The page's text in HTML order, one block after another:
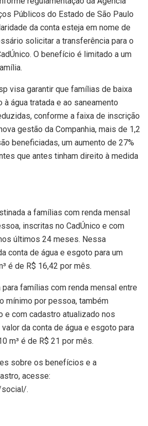
Públicos do Estado de São Paulo
da conta esteja em nome de
solicitar a transferência para o
O benefício é limitado a um
visa garantir que famílias de baixa
à água tratada e ao saneamento
conforme a faixa de inscrição
gestão da Companhia, mais de 1,2
beneficiadas, um aumento de 27%
que antes tinham direito à medida
a famílias com renda mensal
inscritas no CadÚnico e com
últimos 24 meses. Nessa
conta de água e esgoto para um
é de R$ 16,42 por mês.
para famílias com renda mensal entre
mínimo por pessoa, também
e com cadastro atualizado nos
da conta de água e esgoto para
m³ é de R$ 21 por mês.
sobre os benefícios e a
acesse:
.